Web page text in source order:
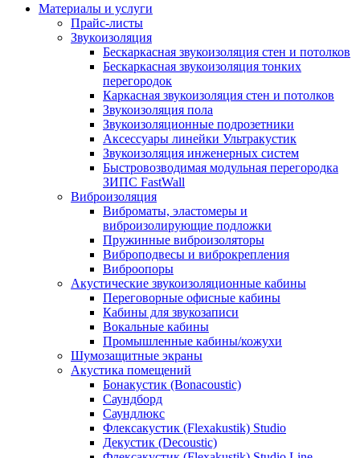
Материалы и услуги
Прайс-листы
Звукоизоляция
Бескаркасная звукоизоляция стен и потолков
Бескаркасная звукоизоляция тонких
перегородок
Каркасная звукоизоляция стен и потолков
Звукоизоляция пола
Звукоизоляционные подрозетники
Аксессуары линейки Ультракустик
Звукоизоляция инженерных систем
Быстровозводимая модульная перегородка
ЗИПС FastWall
Виброизоляция
Виброматы, эластомеры и
виброизолирующие подложки
Пружинные виброизоляторы
Виброподвесы и виброкрепления
Виброопоры
Акустические звукоизоляционные кабины
Переговорные офисные кабины
Кабины для звукозаписи
Вокальные кабины
Промышленные кабины/кожухи
Шумозащитные экраны
Акустика помещений
Бонакустик (Bonacoustic)
Саундборд
Саундлюкс
Флексакустик (Flexakustik) Studio
Декустик (Decoustic)